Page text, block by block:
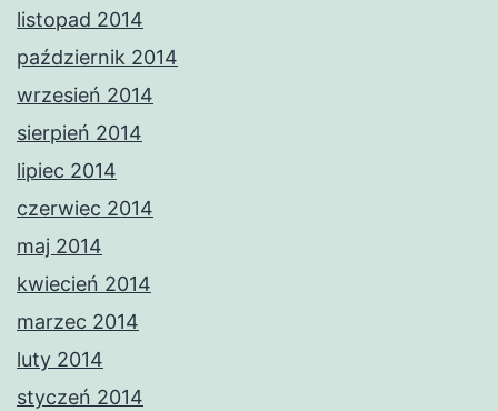
listopad 2014
październik 2014
wrzesień 2014
sierpień 2014
lipiec 2014
czerwiec 2014
maj 2014
kwiecień 2014
marzec 2014
luty 2014
styczeń 2014